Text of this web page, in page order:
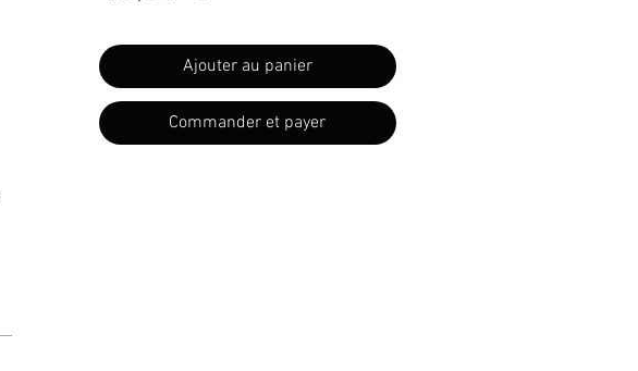
Ajouter au panier
Commander et payer